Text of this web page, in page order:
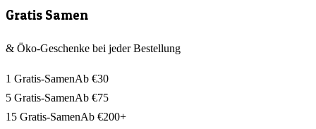
Gratis Samen
& Öko-Geschenke bei jeder Bestellung
1 Gratis-SamenAb €30
5 Gratis-SamenAb €75
15 Gratis-SamenAb €200+